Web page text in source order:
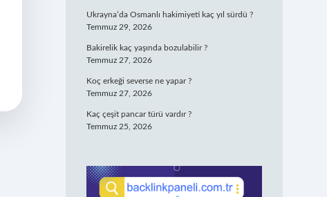
Ukrayna’da Osmanlı hakimiyeti kaç yıl sürdü ?
Temmuz 29, 2026
Bakirelik kaç yaşında bozulabilir ?
Temmuz 27, 2026
Koç erkeği severse ne yapar ?
Temmuz 27, 2026
Kaç çeşit pancar türü vardır ?
Temmuz 25, 2026